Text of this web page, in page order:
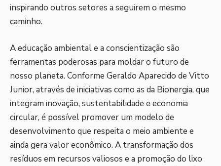
inspirando outros setores a seguirem o mesmo
caminho.
A educação ambiental e a conscientização são
ferramentas poderosas para moldar o futuro de
nosso planeta. Conforme Geraldo Aparecido de Vitto
Junior, através de iniciativas como as da Bionergia, que
integram inovação, sustentabilidade e economia
circular, é possível promover um modelo de
desenvolvimento que respeita o meio ambiente e
ainda gera valor econômico. A transformação dos
resíduos em recursos valiosos e a promoção do lixo